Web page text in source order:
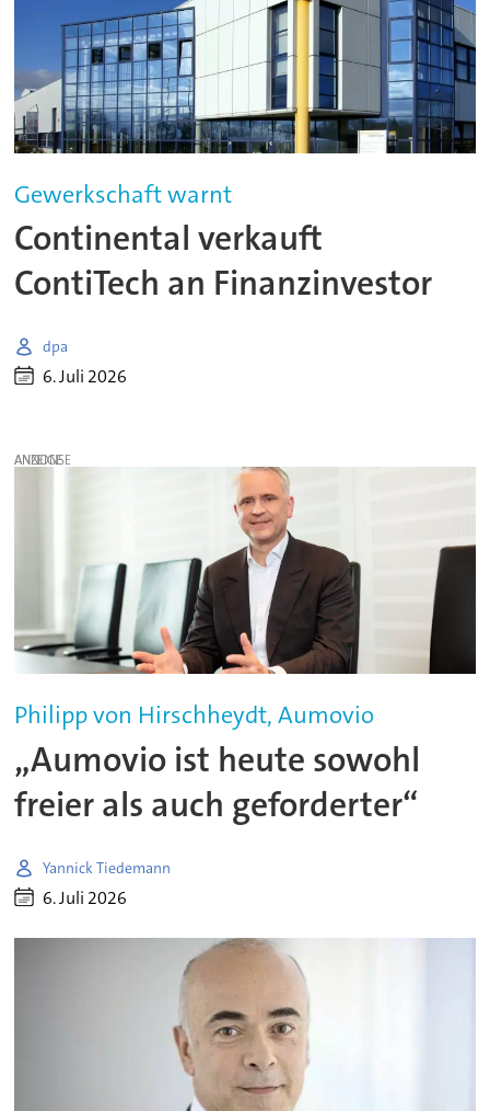
Gewerkschaft warnt
Continental verkauft
ContiTech an Finanzinvestor
dpa
6. Juli 2026
ANZEIGE
Philipp von Hirschheydt, Aumovio
„Aumovio ist heute sowohl
freier als auch geforderter“
Yannick Tiedemann
6. Juli 2026